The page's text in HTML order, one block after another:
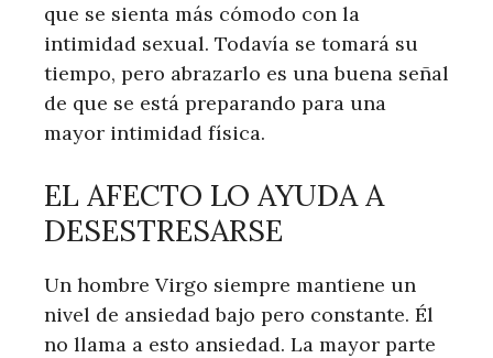
que se sienta más cómodo con la
intimidad sexual. Todavía se tomará su
tiempo, pero abrazarlo es una buena señal
de que se está preparando para una
mayor intimidad física.
EL AFECTO LO AYUDA A
DESESTRESARSE
Un hombre Virgo siempre mantiene un
nivel de ansiedad bajo pero constante. Él
no llama a esto ansiedad. La mayor parte